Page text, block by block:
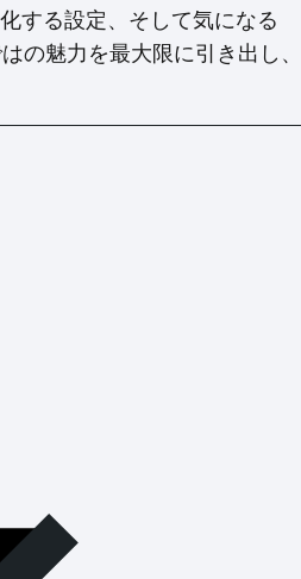
する設定、そして気になる
の魅力を最大限に引き出し、